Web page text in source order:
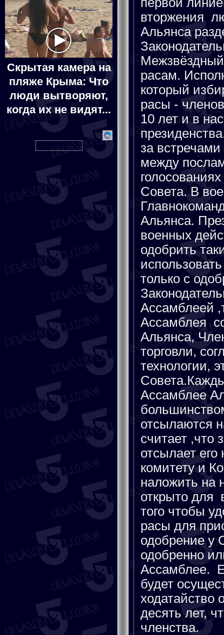
Скрытая камера на
пляже Крыма: Что
люди вытворяют,
когда их не видят...
вторжения
Альянса
расам.
который
расы -
10 лет и в
за
между
Совета. В
Альянса.
военных
одобрить
только с
Ассамблеей
Ассамблея
Альянса,
торговли,
технологии,
Ассамблее
отсылаются
считает ,что
отсылает
комитету и
наложить на
открыто для
того чтобы
расы для
одобрение у
одобренно
Ассамблее.
будет
десять лет,
членства.